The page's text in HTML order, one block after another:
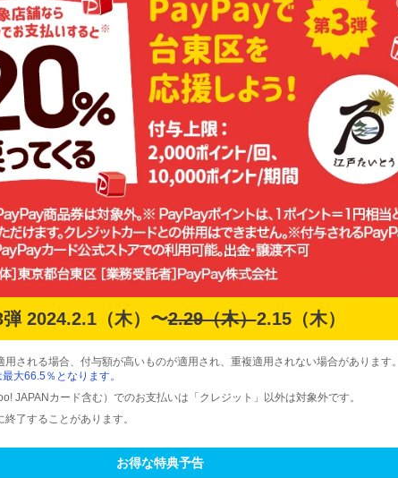
2024.2.1（木）〜2.29（木）2.15（木）
される場合、付与額が高いものが適用され、重複適用されない場合があります。
大66.5％となります。
JAPANカード含む）でのお支払いは「クレジット」以外は対象外です。
了することがあります。
お得な特典予告